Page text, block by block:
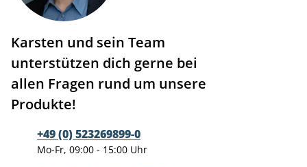
Karsten und sein Team
unterstützen dich gerne bei
allen Fragen rund um unsere
Produkte!
+49 (0) 523269899-0
Mo-Fr, 09:00 - 15:00 Uhr